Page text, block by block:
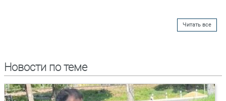
Читать все
Новости по теме